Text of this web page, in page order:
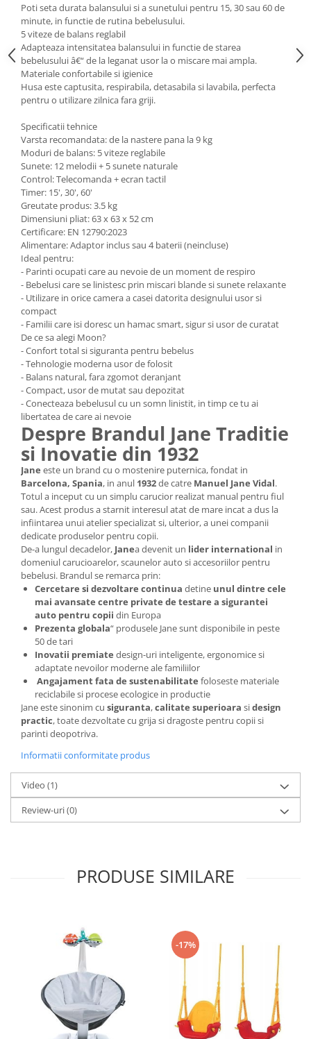
Poti seta durata balansului si a sunetului pentru 15, 30 sau 60 de
minute, in functie de rutina bebelusului.
5 viteze de balans reglabil
Adapteaza intensitatea balansului in functie de starea
bebelusului â€“ de la leganat usor la o miscare mai ampla.
Materiale confortabile si igienice
Husa este captusita, respirabila, detasabila si lavabila, perfecta
pentru o utilizare zilnica fara griji.
Specificatii tehnice
Varsta recomandata: de la nastere pana la 9 kg
Moduri de balans: 5 viteze reglabile
Sunete: 12 melodii + 5 sunete naturale
Control: Telecomanda + ecran tactil
Timer: 15', 30', 60'
Greutate produs: 3.5 kg
Dimensiuni pliat: 63 x 63 x 52 cm
Certificare: EN 12790:2023
Alimentare: Adaptor inclus sau 4 baterii (neincluse)
Ideal pentru:
- Parinti ocupati care au nevoie de un moment de respiro
- Bebelusi care se linistesc prin miscari blande si sunete relaxante
- Utilizare in orice camera a casei datorita designului usor si
compact
- Familii care isi doresc un hamac smart, sigur si usor de curatat
De ce sa alegi Moon?
- Confort total si siguranta pentru bebelus
- Tehnologie moderna usor de folosit
- Balans natural, fara zgomot deranjant
- Compact, usor de mutat sau depozitat
- Conecteaza bebelusul cu un somn linistit, in timp ce tu ai
libertatea de care ai nevoie
Despre Brandul Jane Traditie
si Inovatie din 1932
Jane este un brand cu o mostenire puternica, fondat in
Barcelona, Spania, in anul 1932de catre Manuel Jane Vidal.
Totul a inceput cu un simplu carucior realizat manual pentru fiul
sau. Acest produs a starnit interesul atat de mare incat a dus la
infiintarea unui atelier specializat si, ulterior, a unei companii
dedicate produselor pentru copii.
De-a lungul decadelor, Janea devenit un lider international in
domeniul carucioarelor, scaunelor auto si accesoriilor pentru
bebelusi. Brandul se remarca prin:
Cercetare si dezvoltare continua detine unul dintre cele
mai avansate centre private de testare a sigurantei
auto pentru copii din Europa
Prezenta globala“ produsele Jane sunt disponibile in peste
50 de tari
Inovatii premiate design-uri inteligente, ergonomice si
adaptate nevoilor moderne ale familiilor
Angajament fata de sustenabilitate foloseste materiale
reciclabile si procese ecologice in productie
Jane este sinonim cu siguranta,calitate superioara sidesign
practic, toate dezvoltate cu grija si dragoste pentru copii si
parinti deopotriva.
Informatii conformitate produs
Video (1)
Review-uri(0)
PRODUSE SIMILARE
-17%